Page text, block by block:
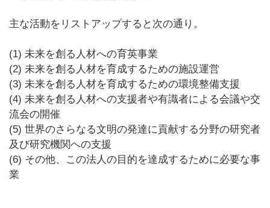
主な活動をリストアップすると次の通り。
(1) 未来を創る人材への育英事業
(2) 未来を創る人材を育成するための施設運営
(3) 未来を創る人材を育成するための環境整備支援
(4) 未来を創る人材への支援者や有識者による会議や交
流会の開催
(5) 世界のさらなる文明の発達に貢献する分野の研究者
及び研究機関への支援
(6) その他、この法人の目的を達成するために必要な事
業